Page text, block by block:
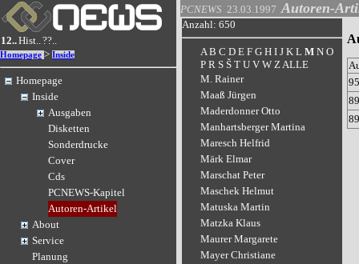
12..Hist..??..
Homepage > Inside
Homepage
Inside
Ausgaben
Disketten
Sonderdrucke
Cover
Cds
PCNEWS-Kapitel
Autoren-Artikel
About
Service
Planung
PCNEWS 23.03.1997 Autoren-
Anzahl: 650
A B C D E F G H I J K L M N O
P R S Š T U V W ZALLE
M. Rainer
Maaß Jürgen
Maderdonner Otto
Manhartsberger Martina
Maresch Helfrid
Märk Elmar
Marschat Peter
Maschek Helmut
Matuska Martin
Matzka Klaus
Maurer Margarete
Mayer Christiane
95
89
89